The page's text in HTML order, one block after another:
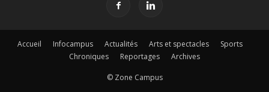
Accueil Infocampus Actualités Arts et spectacles
Sports
Chroniques
Reportages Archives
© Zone Campus